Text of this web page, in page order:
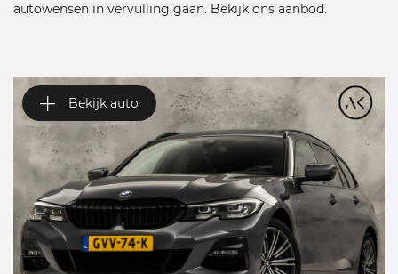
autowensen in vervulling gaan. Bekijk ons aanbod.
Bekijk auto